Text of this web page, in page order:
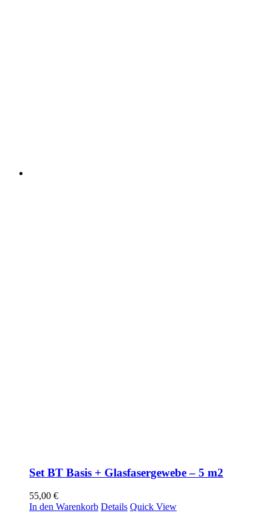
Set BT Basis + Glasfasergewebe – 5 m2
55,00 €
In den Warenkorb Details Quick View